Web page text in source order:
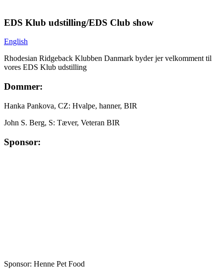
EDS Klub udstilling/EDS Club show
English
Rhodesian Ridgeback Klubben Danmark byder jer velkomment til
vores EDS Klub udstilling
Dommer:
Hanka Pankova, CZ: Hvalpe, hanner, BIR
John S. Berg, S: Tæver, Veteran BIR
Sponsor:
Sponsor: Henne Pet Food